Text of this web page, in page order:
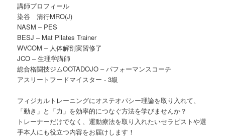
講師プロフィール
染谷 清行MRO(J)
NASM – PES
BESJ – Mat Pilates Trainer
WVCOM – 人体解剖実習修了
JCO – 生理学講師
総合格闘技ジムOOTADOJO – パフォーマンスコーチ
アスリートフードマイスター ‐ 3級
フィジカルトレーニングにオステオパシー理論を取り入れて、
「動き」と「力」を効率的につなぐ方法を学びませんか？
トレーナーだけでなく、運動療法を取り入れたいセラピストや選
手本人にも役立つ内容をお届けします！